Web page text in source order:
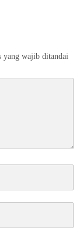
yang wajib ditandai